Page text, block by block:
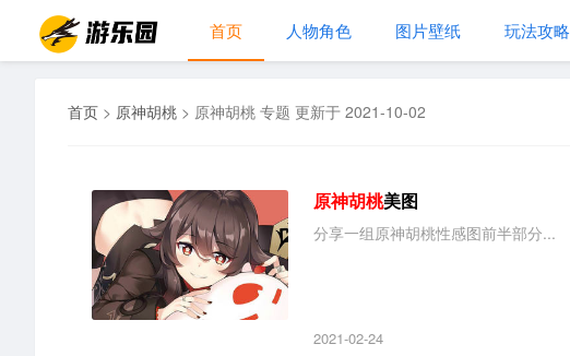
首页 人物角色 图片壁纸 玩法攻略
首页 > 原神胡桃 > 原神胡桃 专题 更新于 2021-10-02
原神胡桃美图
分享一组原神胡桃性感图前半部分...
2021-02-24